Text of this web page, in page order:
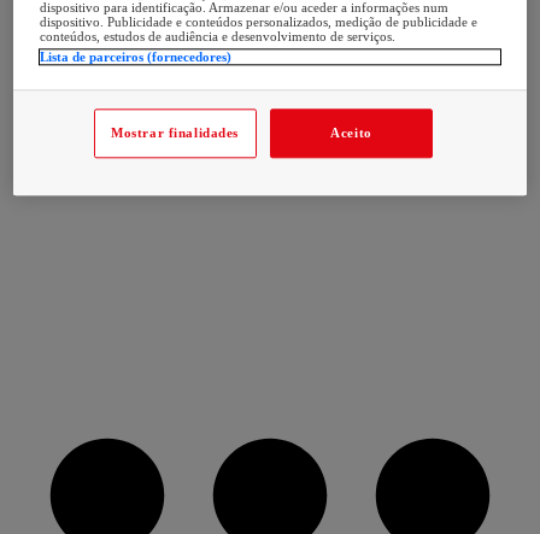
dispositivo para identificação. Armazenar e/ou aceder a informações num
dispositivo. Publicidade e conteúdos personalizados, medição de publicidade e
conteúdos, estudos de audiência e desenvolvimento de serviços.
Lista de parceiros (fornecedores)
Mostrar finalidades Aceito